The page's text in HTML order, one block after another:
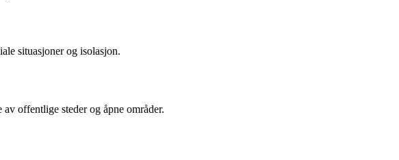
situasjoner og isolasjon.
offentlige steder og åpne områder.